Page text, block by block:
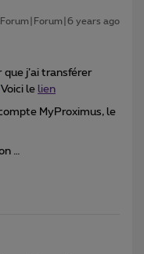
Forum|Forum|6 years ago
que j’ai transférer
Voici le lien
MyProximus, le
…